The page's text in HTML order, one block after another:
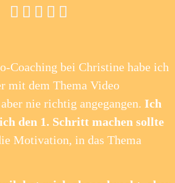
    
Coaching bei Christine habe ich
mit dem Thema Video
nie richtig angegangen. Ich
den 1. Schritt machen sollte
Motivation, in das Thema